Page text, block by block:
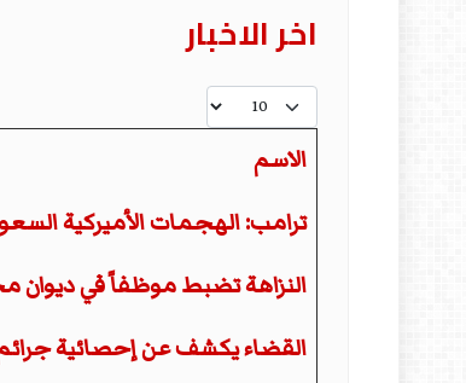
اخر الاخبار
عدد الإظهارات:
المقالات
الاسم
ترامب: الهجمات الأميركية
النزاهة تضبط موظفاً في ديوان
القضاء يكشف عن إحصائية جرائم